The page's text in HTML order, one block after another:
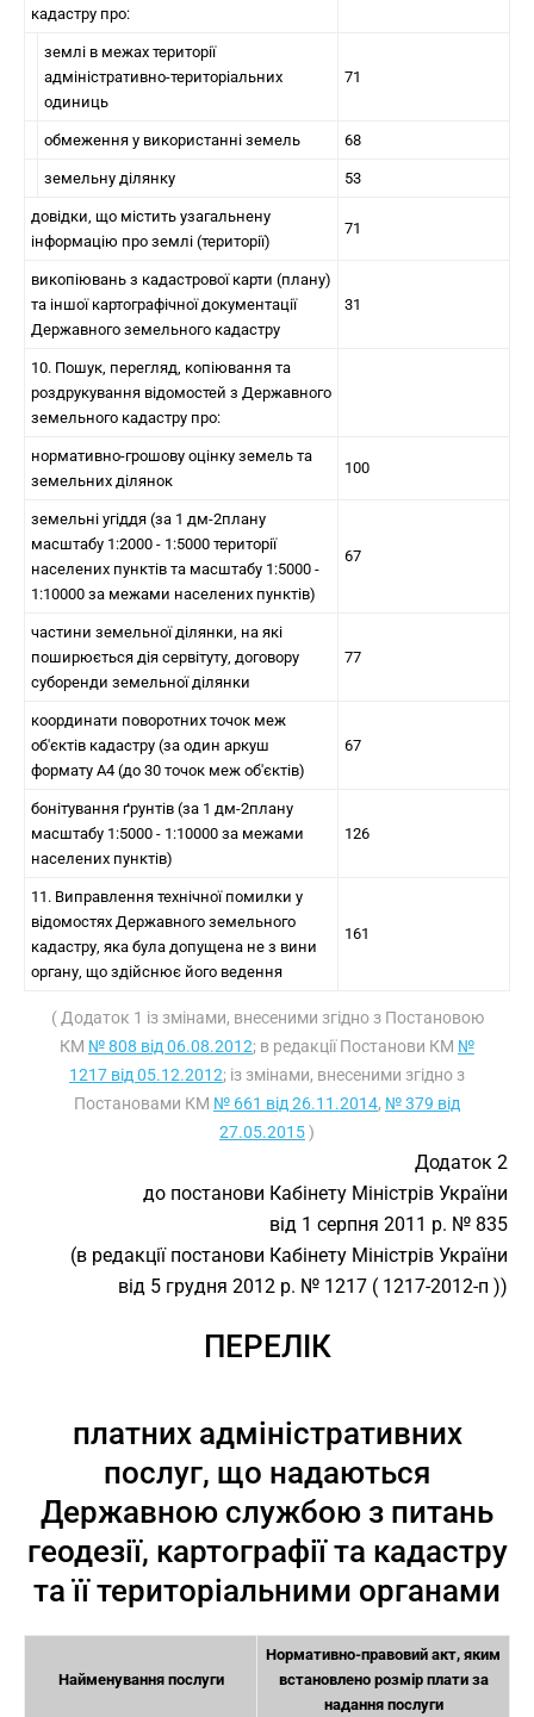
кадастру про:
землі в межах території
адміністративно-територіальних
одиниць
71
обмеження у використанні земель 68
земельну ділянку 53
довідки, що містить узагальнену
інформацію про землі (території)
71
викопіювань з кадастрової карти (плану)
та іншої картографічної документації
Державного земельного кадастру
31
10. Пошук, перегляд, копіювання та
роздрукування відомостей з Державного
земельного кадастру про:
нормативно-грошову оцінку земель та
земельних ділянок
100
земельні угіддя (за 1 дм-2плану
масштабу 1:2000 - 1:5000 території
населених пунктів та масштабу 1:5000 -
1:10000 за межами населених пунктів)
67
частини земельної ділянки, на які
поширюється дія сервітуту, договору
суборенди земельної ділянки
77
координати поворотних точок меж
об'єктів кадастру (за один аркуш
формату А4 (до 30 точок меж об'єктів)
67
бонітування ґрунтів (за 1 дм-2плану
масштабу 1:5000 - 1:10000 за межами
населених пунктів)
126
11. Виправлення технічної помилки у
відомостях Державного земельного
кадастру, яка була допущена не з вини
органу, що здійснює його ведення
161
( Додаток 1 із змінами, внесеними згідно з Постановою
КМ № 808 від 06.08.2012; в редакції Постанови КМ №
1217 від 05.12.2012; із змінами, внесеними згідно з
Постановами КМ № 661 від 26.11.2014, № 379 від
27.05.2015)
Додаток 2
до постанови Кабінету Міністрів України
від 1 серпня 2011 р. № 835
(в редакції постанови Кабінету Міністрів України
від 5 грудня 2012 р. № 1217 ( 1217-2012-п ))
ПЕРЕЛІК
платних адміністративних
послуг, що надаються
Державною службою з питань
геодезії, картографії та кадастру
та її територіальними органами
Найменування послуги
Нормативно-правовий акт, яким
встановлено розмір плати за
надання послуги